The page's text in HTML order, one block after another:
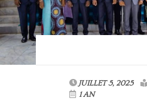
JUILLET 5, 2025
1 AN